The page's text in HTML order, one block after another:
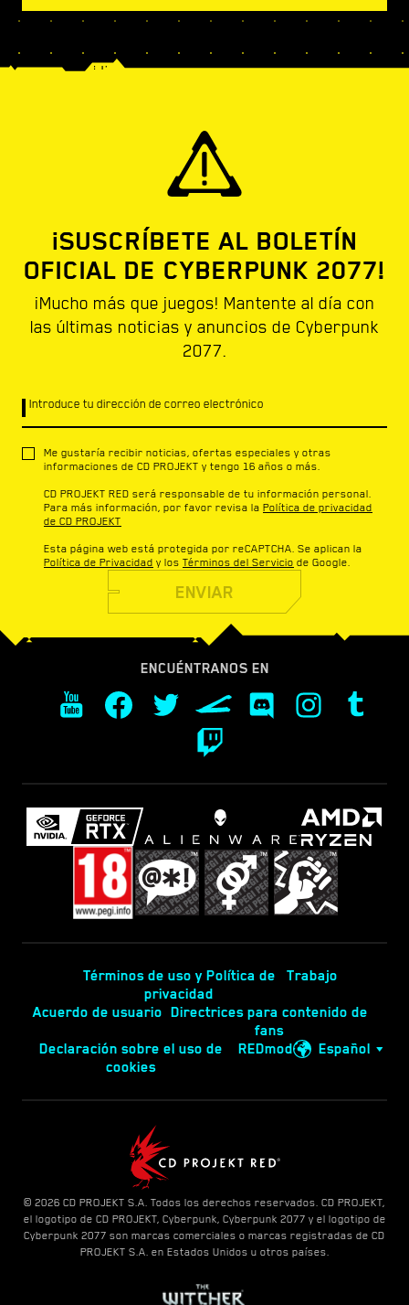
¡SUSCRÍBETE AL BOLETÍN
OFICIAL DE CYBERPUNK 2077!
¡Mucho más que juegos! Mantente al día con
las últimas noticias y anuncios de Cyberpunk
2077.
Introduce tu dirección de correo electrónico
Me gustaría recibir noticias, ofertas especiales y otras
informaciones de CD PROJEKT y tengo 16 años o más.
CD PROJEKT RED será responsable de tu información personal.
Para más información, por favor revisa la Política de privacidad
de CD PROJEKT
Esta página web está protegida por reCAPTCHA. Se aplican la
Política de Privacidad y los Términos del Servicio de Google.
ENVIAR
ENCUÉNTRANOS EN
Términos de uso y Política de
privacidad
Trabajo
Acuerdo de usuario Directrices para contenido de
fans
Declaración sobre el uso de
cookies
REDmod Español
© 2026 CD PROJEKT S.A. Todos los derechos reservados. CD PROJEKT,
el logotipo de CD PROJEKT, Cyberpunk, Cyberpunk 2077 y el logotipo de
Cyberpunk 2077 son marcas comerciales o marcas registradas de CD
PROJEKT S.A. en Estados Unidos u otros países.